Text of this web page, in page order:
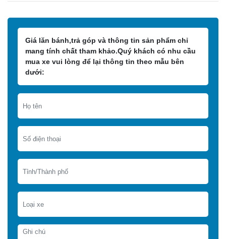
Giá lăn bánh,trả góp và thông tin sản phẩm chỉ
mang tính chất tham khảo.Quý khách có nhu cầu
mua xe vui lòng để lại thông tin theo mẫu bên
dưới: